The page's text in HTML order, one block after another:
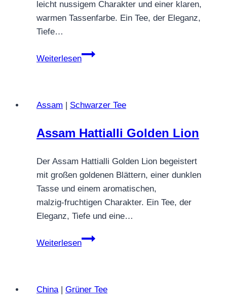
leicht nussigem Charakter und einer klaren,
warmen Tassenfarbe. Ein Tee, der Eleganz,
Tiefe…
Weiterlesen
Darjeeling
second
Assam | Schwarzer Tee
Assam Hattialli Golden Lion
Der Assam Hattialli Golden Lion begeistert
mit großen goldenen Blättern, einer dunklen
Tasse und einem aromatischen,
malzig‑fruchtigen Charakter. Ein Tee, der
Eleganz, Tiefe und eine…
Weiterlesen
Assam
China | Grüner Tee